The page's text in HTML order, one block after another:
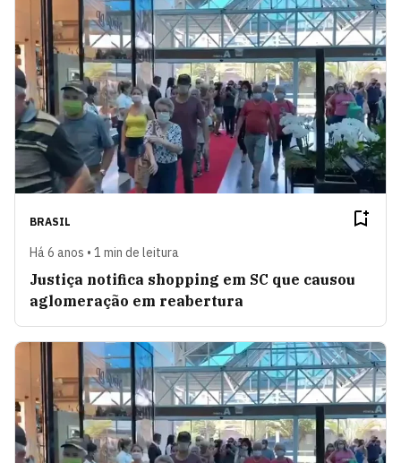
BRASIL
Há 6 anos • 1 min de leitura
Justiça notifica shopping em SC que causou
aglomeração em reabertura